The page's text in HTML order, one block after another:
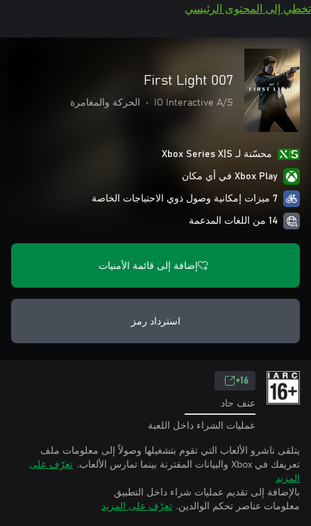
تخطي إلى المحتوى الرئيسي
007 First Light
IO Interactive A/S
• الحركة والمغامرة
محسّنة لـ Xbox Series X|S
Xbox Play في أي مكان
7 ميزات إمكانية وصول ذوي الاحتياجات الخاصة
14 من اللغات المدعمة
إضافة إلى قائمة الأمنيات
استرداد رمز
16+
عنف حاد
عمليات الشراء داخل اللعبة
يتلقى ناشرو الألعاب التي تقوم بتشغيلها وصولاً إلى معلومات ملف
تعريفك في Xbox والبيانات المقترنة بينما تمارس الألعاب.
تعرّف على
المزيد
بالإضافة إلى تقديم عمليات شراء داخل التطبيق
معلومات عناصر تحكم الوالدين. تعرّف على المزيد